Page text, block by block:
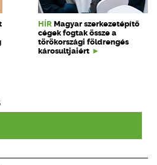
HÍR Magyar szerkezetépítő
cégek fogtak össze a
törökországi földrengés
károsultjaiért